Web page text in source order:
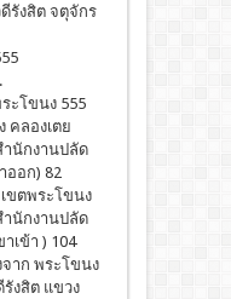
ดีรังสิต จตุจักร
ะโขนง 555
คลองเตย
นักงานปลัด
ออก) 82
ขตพระโขนง
นักงานปลัด
เข้า ) 104
าก พระโขนง
รังสิต แขวง